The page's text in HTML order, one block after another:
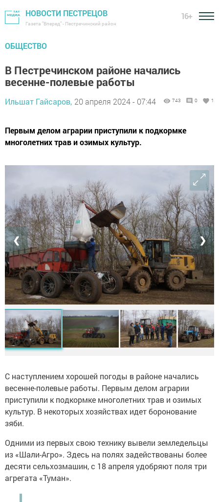
НОВОСТИ ПЕСТРЕЦОВ
Газета "Вперед" - Пестречинский район
16+
ОБЩЕСТВО
В Пестречинском районе начались
весенне-полевые работы
Ильшат Гайсаров, 20 апреля 2024 - 07:44 743 0 1
Первым делом аграрии приступили к подкормке
многолетних трав и озимых культур.
❮ ❯
С наступлением хорошей погоды в районе начались
весенне-полевые работы. Первым делом аграрии
приступили к подкормке многолетних трав и озимых
культур. В некоторых хозяйствах идет боронование
зяби.
Одними из первых свою технику вывели земледельцы
из «Шали-Агро». Здесь на полях задействованы более
десяти сельхозмашин, с 18 апреля удобряют поля три
агрегата «Туман».